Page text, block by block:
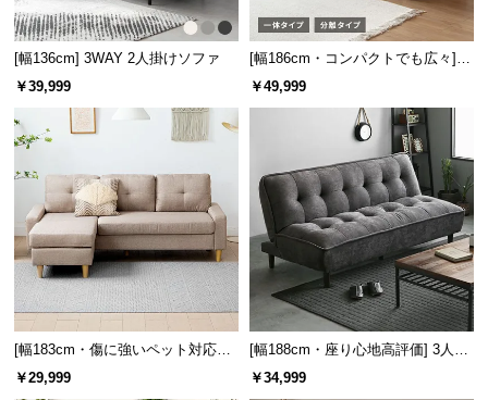
約
に
つ
い
様
サ
ー
ト
[幅136cm] 3WAY 2人掛けソファ
￥39,999
[幅186cm・コンパクトでも広々] 3
人掛けソファベッド リクライニン
￥49,999
[幅183cm・傷に強いペット対応生
地も] 3人掛けカウチソファ 組換え
可能 L字型 北欧デザイン
￥29,999
[幅188cm・座り心地高評価] 3人掛
けソファベッド フルフラット 傷に
強いペット対応生地も
￥34,999